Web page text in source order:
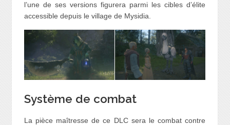
l’une de ses versions figurera parmi les cibles d’élite
accessible depuis le village de Mysidia.
Système de combat
La pièce maîtresse de ce DLC sera le combat contre